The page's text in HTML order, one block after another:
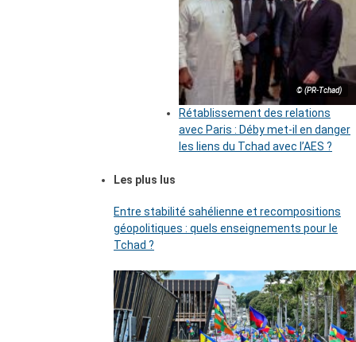
© (PR-Tchad)
Rétablissement des relations
avec Paris : Déby met-il en danger
les liens du Tchad avec l’AES ?
Les plus lus
Entre stabilité sahélienne et recompositions
géopolitiques : quels enseignements pour le
Tchad ?